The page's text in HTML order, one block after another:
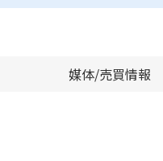
媒体/売買情報